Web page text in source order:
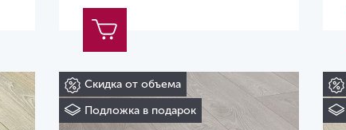
Скидка от объема
Подложка в подарок